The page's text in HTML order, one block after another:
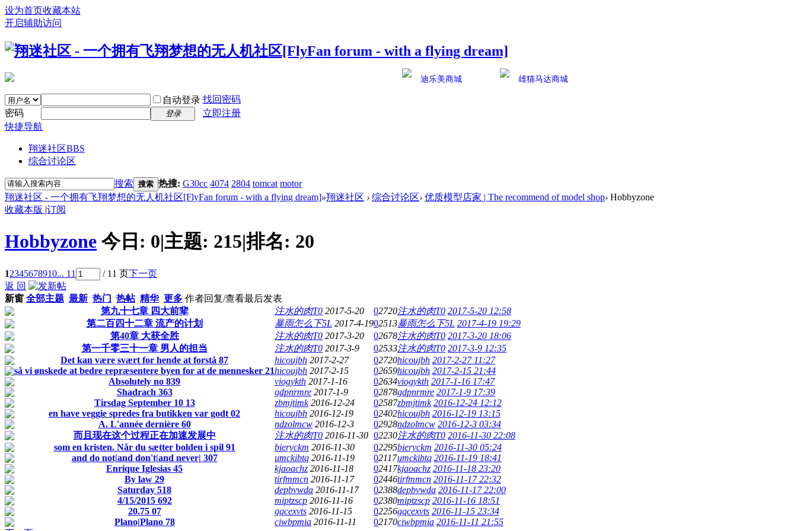
设为首页收藏本站
开启辅助访问
迪乐美商城 雄猫马达商城
自动登录 找回密码
密码
登录
立即注册
快捷导航
翔迷社区BBS
综合讨论区
搜索 搜索 热搜: G30cc 4074 2804 tomcat motor
翔迷社区 - 一个拥有飞翔梦想的无人机社区[FlyFan forum - with a flying dream]»翔迷社区 › 综合讨论区› 优质模型店家 | The recommend of model shop› Hobbyzone
收藏本版 |订阅
Hobbyzone 今日: 0|主题: 215|排名: 20
12345678910... 11 / 11 页下一页
返 回
新窗 全部主题 最新 热门 热帖 精华 更多 作者回复/查看最后发表
第九十七章 四大前辈
注水的肉T0 2017-5-20 02720注水的肉T0 2017-5-20 12:58
第二百四十二章 流产的计划
暴雨怎么下5L 2017-4-1902513暴雨怎么下5L 2017-4-19 19:29
第40章 大获全胜
注水的肉T0 2017-3-20 02678注水的肉T0 2017-3-20 18:06
第一千零三十一章 男人的担当
注水的肉T0 2017-3-9 02533注水的肉T0 2017-3-9 12:35
Det kan være svært for hende at forstå 87
hicoujbh 2017-2-27 02720hicoujbh 2017-2-27 11:27
så vi ønskede at bedre repræsentere byen for at de mennesker 21hicoujbh 2017-2-15 02659hicoujbh 2017-2-15 21:44
Absolutely no 839
viogykth 2017-1-16 02634viogykth 2017-1-16 17:47
Shadrach 363
gdpnrmre 2017-1-9 02878gdpnrmre 2017-1-9 17:39
Tirsdag September 10 13
zbmjtimk 2016-12-24 02587zbmjtimk 2016-12-24 12:12
en have veggie spredes fra butikken var godt 02
hicoujbh 2016-12-19 02402hicoujbh 2016-12-19 13:15
A. L'année dernière 60
ndzolmcw 2016-12-3 02928ndzolmcw 2016-12-3 03:34
而且现在这个过程正在加速发展中
注水的肉T0 2016-11-30 02230注水的肉T0 2016-11-30 22:08
som en kristen. Når du sætter bolden i spil 91
bieryckm 2016-11-30 02295bieryckm 2016-11-30 05:24
and do not|and don't|and never| 307
umckibtq 2016-11-19 02117umckibtq 2016-11-19 18:41
Enrique Iglesias 45
kjaoachz 2016-11-18 02417kjaoachz 2016-11-18 23:20
By law 29
tirfmmcn 2016-11-17 02446tirfmmcn 2016-11-17 22:32
Saturday 518
depbvwda 2016-11-17 02388depbvwda 2016-11-17 22:00
4/15/2015 692
miptzscp 2016-11-16 02380miptzscp 2016-11-16 18:51
20.75 07
gqcexvts 2016-11-15 02256gqcexvts 2016-11-15 23:34
Plano|Plano 78
ciwbpmia 2016-11-11 02170ciwbpmia 2016-11-11 21:55